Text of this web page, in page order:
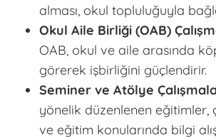
alması, okul topluluğuyla
Okul Aile Birliği (OAB)
OAB, okul ve aile arasında
görerek işbirliğini güçlendirir.
Seminer ve Atölye
yönelik düzenlenen eğitimler,
ve eğitim konularında bilgi